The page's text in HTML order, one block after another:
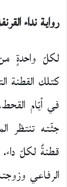
روايةنداء
لكلّ واحدةٍ
كتلك القطنة
في أيّام
جثّته تنتظر
قطنةٌ لكلّ
الرفاعي